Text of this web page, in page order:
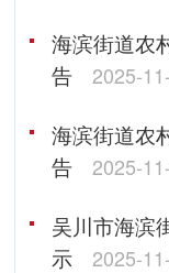
海滨街道农
告
2025-
海滨街道农
告
2025-
吴川市海滨
示
2025-